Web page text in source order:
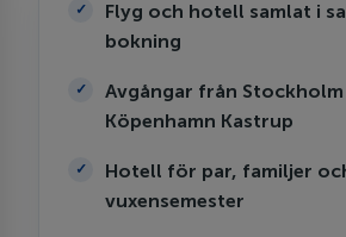
Flyg och hotell samlat i
bokning
Avgångar från
Köpenhamn Kastrup
Hotell för par, familjer
vuxensemester